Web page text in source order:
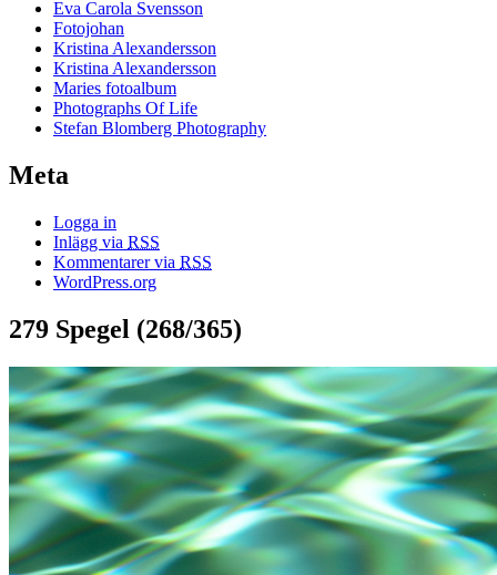
Eva Carola Svensson
Fotojohan
Kristina Alexandersson
Kristina Alexandersson
Maries fotoalbum
Photographs Of Life
Stefan Blomberg Photography
Meta
Logga in
Inlägg via RSS
Kommentarer via RSS
WordPress.org
279 Spegel (268/365)